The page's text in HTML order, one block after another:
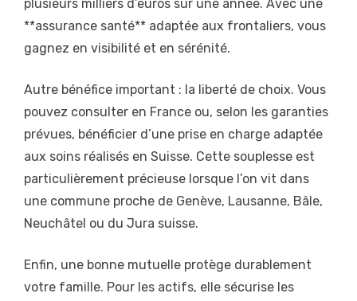
plusieurs milliers d’euros sur une année. Avec une
**assurance santé** adaptée aux frontaliers, vous
gagnez en visibilité et en sérénité.
Autre bénéfice important : la liberté de choix. Vous
pouvez consulter en France ou, selon les garanties
prévues, bénéficier d’une prise en charge adaptée
aux soins réalisés en Suisse. Cette souplesse est
particulièrement précieuse lorsque l’on vit dans
une commune proche de Genève, Lausanne, Bâle,
Neuchâtel ou du Jura suisse.
Enfin, une bonne mutuelle protège durablement
votre famille. Pour les actifs, elle sécurise les